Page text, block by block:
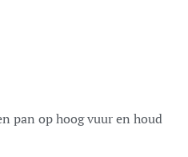
pan op hoog vuur en houd